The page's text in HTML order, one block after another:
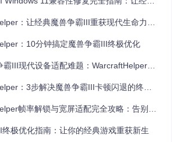
与系统资源消耗，避免无限制帧率导致的显
，同时确保游戏操作的流畅响应。这好比给
航系统，既发挥性能又避免故障。
这类似于为老式设备添加通用适配器，使其
主要功能 适用场景
：让经典魔兽争霸III重获现代生命力的增强工具
：10分钟搞定魔兽争霸III终极优化
代设备适配难题：WarcraftHelper优化工具全方位解决方案
：3步解决魔兽争霸III卡顿闪退的终极方案
率解锁与宽屏适配完全攻略：告别卡顿，重拾魔兽激情！
终极优化指南：让你的经典游戏重获新生